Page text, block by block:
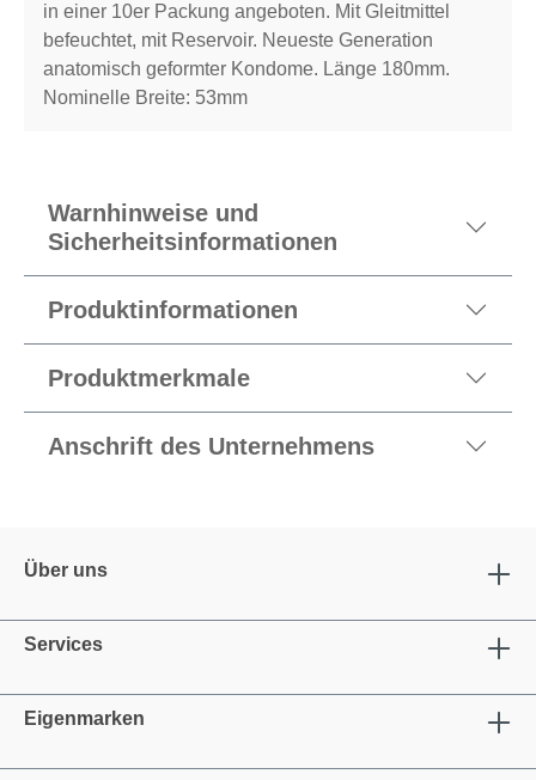
in einer 10er Packung angeboten. Mit Gleitmittel
befeuchtet, mit Reservoir. Neueste Generation
anatomisch geformter Kondome. Länge 180mm.
Nominelle Breite: 53mm
Warnhinweise und
Sicherheitsinformationen
Produktinformationen
Produktmerkmale
Anschrift des Unternehmens
Über uns
Services
Eigenmarken